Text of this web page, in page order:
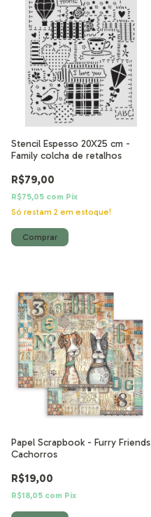
Stencil Espesso 20X25 cm -
Family colcha de retalhos
R$79,00
R$75,05 com Pix
Só restam 2 em estoque!
Papel Scrapbook - Furry Friends
Cachorros
R$19,00
R$18,05 com Pix